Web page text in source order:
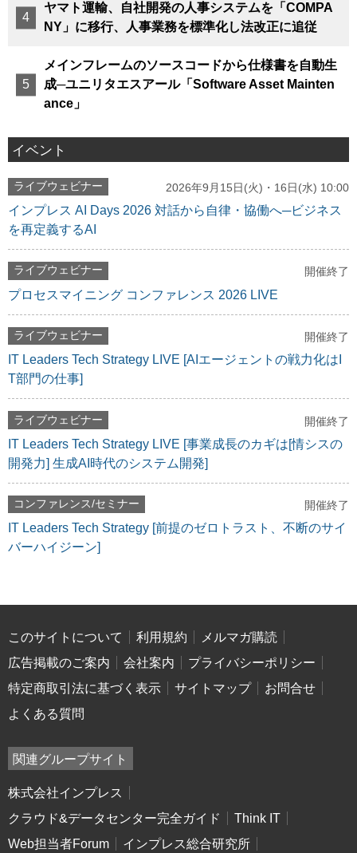
ヤマト運輸、自社開発の人事システムを「COMPA
NY」に移行、人事業務を標準化し法改正に追従
メインフレームのソースコードから仕様書を自動生
成─ユニリタエスアール「Software Asset Mainten
ance」
イベント
ライブウェビナー 2026年9月15日(火)・16日(水) 10:00
インプレス AI Days 2026 対話から自律・協働へ─ビジネス
を再定義するAI
ライブウェビナー 開催終了
プロセスマイニング コンファレンス 2026 LIVE
ライブウェビナー 開催終了
IT Leaders Tech Strategy LIVE [AIエージェントの戦力化はI
T部門の仕事]
ライブウェビナー 開催終了
IT Leaders Tech Strategy LIVE [事業成長のカギは[情シスの
開発力] 生成AI時代のシステム開発]
コンファレンス/セミナー 開催終了
IT Leaders Tech Strategy [前提のゼロトラスト、不断のサイ
バーハイジーン]
このサイトについて 利用規約
メルマガ購読
広告掲載のご案内
会社案内
プライバシーポリシー
特定商取引法に基づく表示
サイトマップ
お問合せ
よくある質問
関連グループサイト
株式会社インプレス
クラウド&データセンター完全ガイド
Think IT
Web担当者Forum
インプレス総合研究所